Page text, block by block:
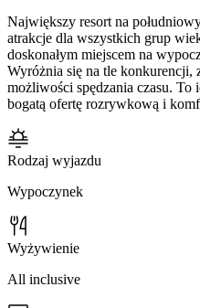
Największy resort na
atrakcje dla wszystkich grup
doskonałym miejscem na
Wyróżnia się na tle konkurencji,
możliwości spędzania czasu. To
bogatą ofertę rozrywkową i
Rodzaj wyjazdu
Wypoczynek
Wyżywienie
All inclusive